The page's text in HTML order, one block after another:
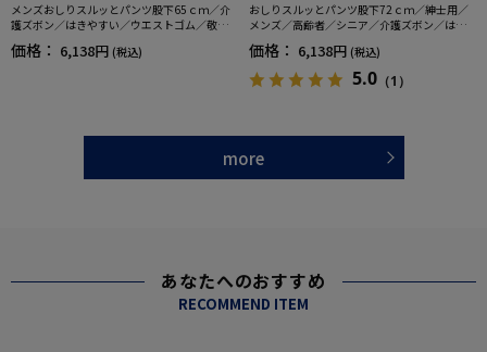
メンズおしりスルッとパンツ股下65ｃｍ／介
護ズボン／はきやすい／ウエストゴム／敬老
の日／ギフト／プレゼント【CF】
価格： 6,138円 (税込)
おしりスルッとパンツ股下72ｃｍ／紳士用／
メンズ／高齢者／シニア／介護ズボン／はき
やすい／ウエストゴム／敬老の日／ギフト／
プレゼント【CF】
価格： 6,138円 (税込)
5.0 （1）
more
あなたへのおすすめ
RECOMMEND ITEM